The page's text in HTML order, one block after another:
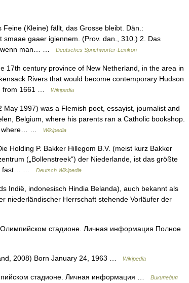
(Kleine) fällt, das Grosse bleibt. Dän.:
gaaer igiennem. (Prov. dan., 310.) 2. Das
wenn man… …
Deutsches Sprichwörter-Lexikon
17th century province of New Netherland, in the area in
Rivers that would become contemporary Hudson
from 1661 …
Wikipedia
1997) was a Flemish poet, essayist, journalist and
Belgium, where his parents ran a Catholic bookshop.
where… …
Wikipedia
Holding P. Bakker Hillegom B.V. (meist kurz Bakker
(„Bollenstreek“) der Niederlande, ist das größte
fast… …
Deutsch Wikipedia
Indië, indonesisch Hindia Belanda), auch bekannt als
niederländischer Herrschaft stehende Vorläufer der
стадионе. Личная информация Полное
2008) Born January 24, 1963 … Wikipedia
стадионе. Личная информация … Википедия